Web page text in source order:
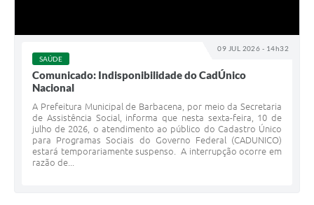
09 JUL 2026 - 14h32
SAÚDE
Comunicado: Indisponibilidade do CadÚnico
Nacional
A Prefeitura Municipal de Barbacena, por meio da Secretaria
de Assistência Social, informa que nesta sexta-feira, 10 de
julho de 2026, o atendimento ao público do Cadastro Único
para Programas Sociais do Governo Federal (CADUNICO)
estará temporariamente suspenso. A interrupção ocorre em
razão de...